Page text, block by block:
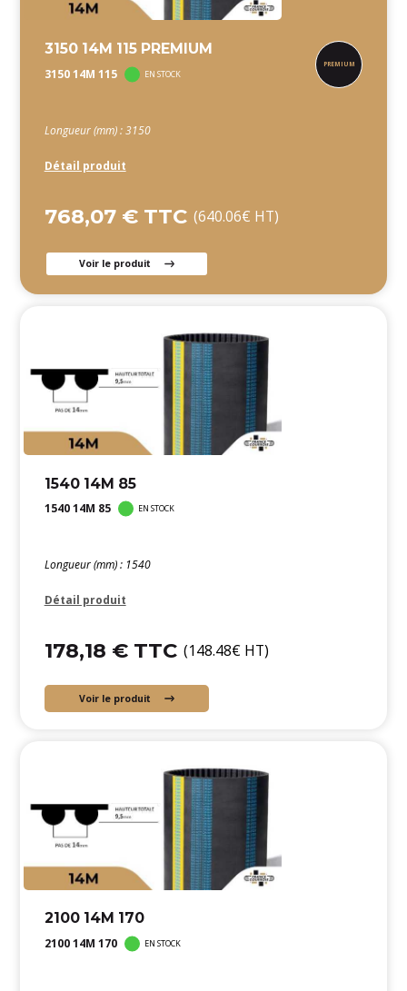
3150 14M 115 PREMIUM
3150 14M 115 EN STOCK
Longueur (mm) : 3150
Détail produit
768,07 € TTC (640.06€ HT)
Voir le produit
1540 14M 85
1540 14M 85 EN STOCK
Longueur (mm) : 1540
Détail produit
178,18 € TTC (148.48€ HT)
Voir le produit
2100 14M 170
2100 14M 170 EN STOCK